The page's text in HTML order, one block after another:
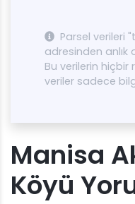
Parsel verileri
adresinden anlık
Bu verilerin hiçbir
veriler sadece
Manisa
Köyü